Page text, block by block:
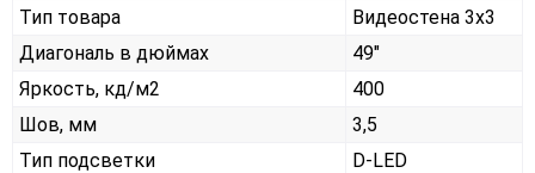
Тип товара
Видеостена 3х3
Диагональ в дюймах
49"
Яркость, кд/м2
400
Шов, мм
3,5
Тип подсветки
D-LED